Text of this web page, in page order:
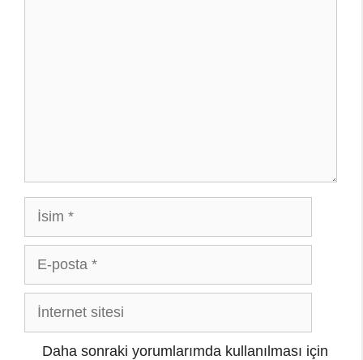
İsim
posta
İnternet
Daha sonraki yorumlarımda kullanılması için